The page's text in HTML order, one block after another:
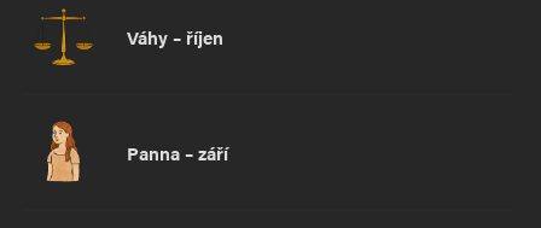
Váhy – říjen
Panna – září